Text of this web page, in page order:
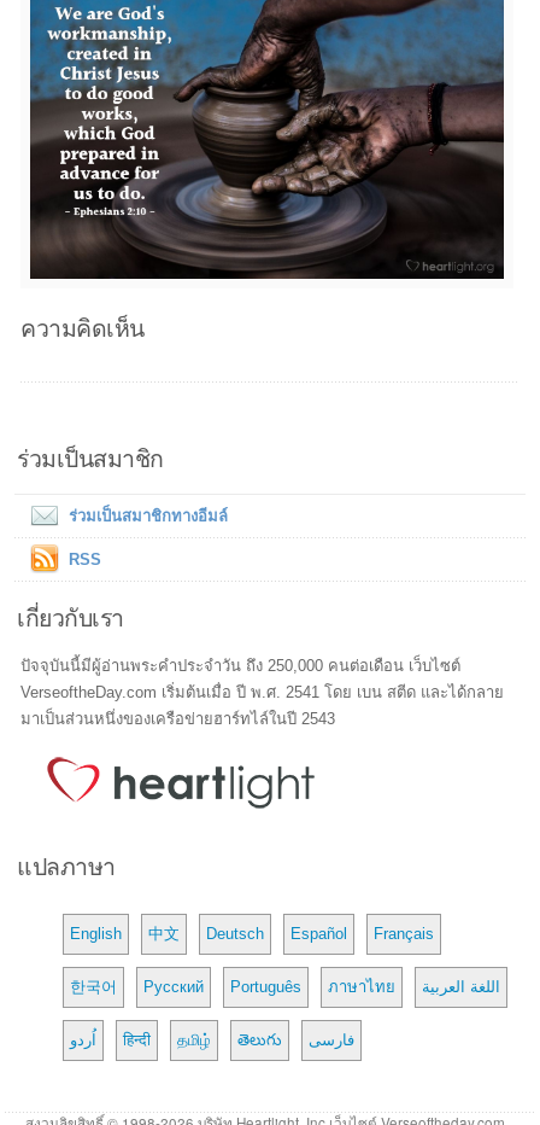
ความคิดเห็น
ร่วมเป็นสมาชิก
ร่วมเป็นสมาชิกทางอีมล์
RSS
เกี่ยวกับเรา
ปัจจุบันนี้มีผู้อ่านพระคำประจำวัน ถึง 250,000 คนต่อเดือน เว็บไซต์
VerseoftheDay.com เริ่มต้นเมื่อ ปี พ.ศ. 2541 โดย เบน สตีด และได้กลาย
มาเป็นส่วนหนึ่งของเครือข่ายฮาร์ทไล์ในปี 2543
แปลภาษา
English 中文 Deutsch Español Français
한국어 Русский Português ภาษาไทย اللغة العربية
اُردو हिन्दी தமிழ் తెలుగు فارسی